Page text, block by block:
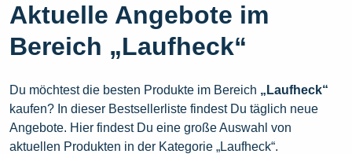
Aktuelle Angebote im
Bereich „Laufheck“
Du möchtest die besten Produkte im Bereich „Laufheck“
kaufen? In dieser Bestsellerliste findest Du täglich neue
Angebote. Hier findest Du eine große Auswahl von
aktuellen Produkten in der Kategorie „Laufheck“.